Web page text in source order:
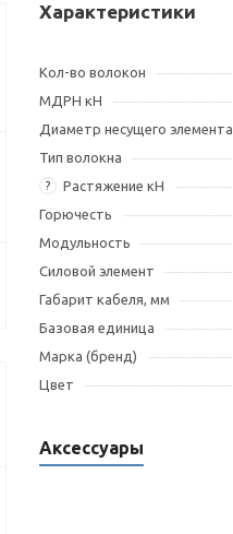
Характеристики
Кол-во волокон
МДРН кН
Диаметр несущего элемента
Тип волокна
? Растяжение кН
Горючесть
Модульность
Силовой элемент
Габарит кабеля, мм
Базовая единица
Марка (бренд)
Цвет
Аксессуары